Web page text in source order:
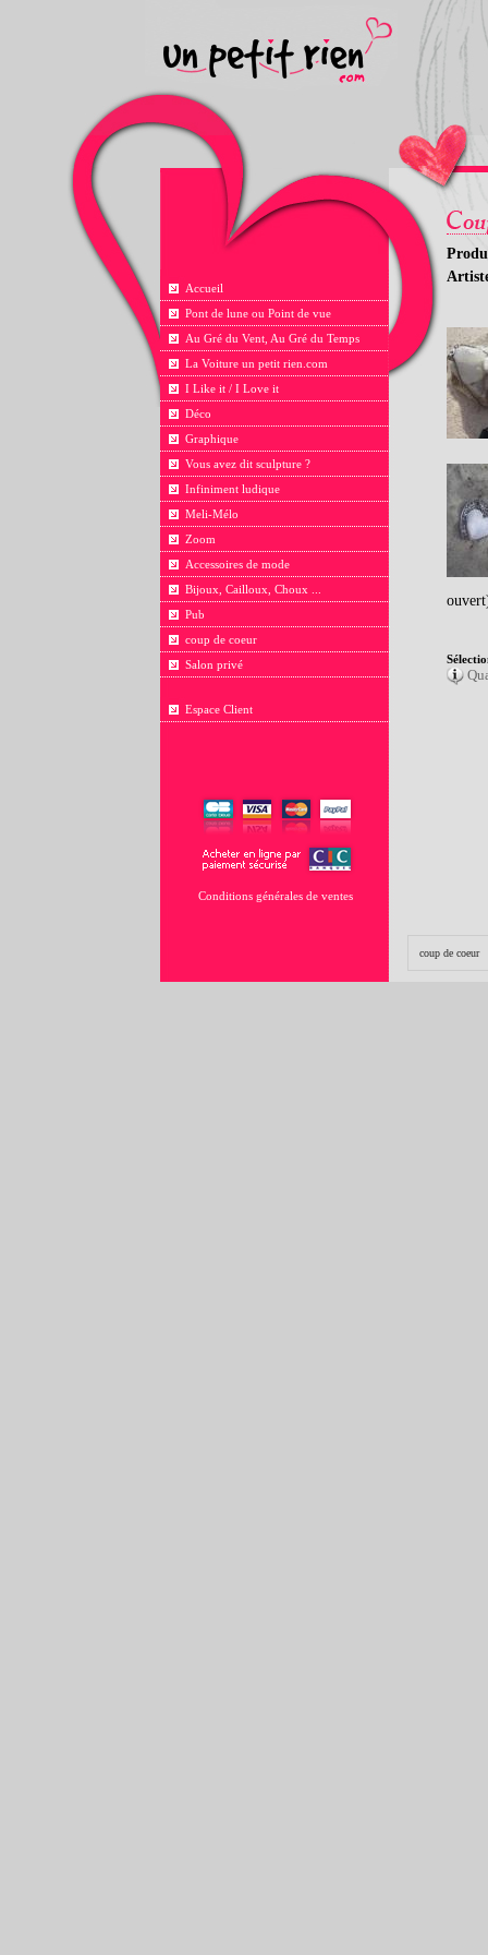
Accueil
Pont de lune ou Point de vue
Au Gré du Vent, Au Gré du Temps
La Voiture un petit rien.com
I Like it / I Love it
Déco
Graphique
Vous avez dit sculpture ?
Infiniment ludique
Meli-Mélo
Zoom
Accessoires de mode
Bijoux, Cailloux, Choux ...
Pub
coup de coeur
Salon privé
Espace Client
Conditions générales de ventes
coup de coeur